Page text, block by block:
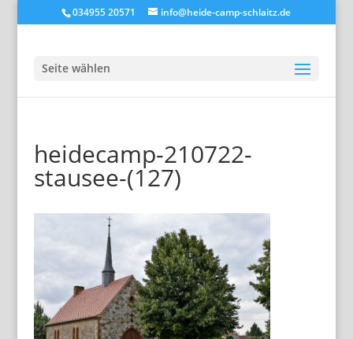
034955 20571 info@heide-camp-schlaitz.de
Seite wählen
heidecamp-210722-
stausee-(127)